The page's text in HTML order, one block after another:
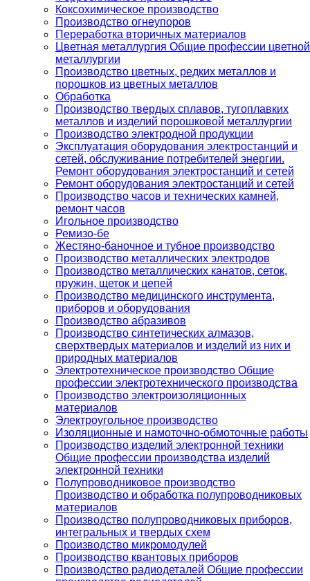
Коксохимическое производство
Производство огнеупоров
Переработка вторичных материалов
Цветная металлургия Общие профессии цветной
металлургии
Производство цветных, редких металлов и
порошков из цветных металлов
Обработка
Производство твердых сплавов, тугоплавких
металлов и изделий порошковой металлургии
Производство электродной продукции
Эксплуатация оборудования электростанций и
сетей, обслуживание потребителей энергии.
Ремонт оборудования электростанций и сетей
Ремонт оборудования электростанций и сетей
Производство часов и технических камней,
ремонт часов
Игольное производство
Ремизо-бе
Жестяно-баночное и тубное производство
Производство металлических электродов
Производство металлических канатов, сеток,
пружин, щеток и цепей
Производство медицинского инструмента,
приборов и оборудования
Производство абразивов
Производство синтетических алмазов,
сверхтвердых материалов и изделий из них и
природных материалов
Электротехническое производство Общие
профессии электротехнического производства
Производство электроизоляционных
материалов
Электроугольное производство
Изоляционные и намоточно-обмоточные работы
Производство изделий электронной техники
Общие профессии производства изделий
электронной техники
Полупроводниковое производство
Производство и обработка полупроводниковых
материалов
Производство полупроводниковых приборов,
интегральных и твердых схем
Производство микромодулей
Производство квантовых приборов
Производство радиодеталей Общие профессии